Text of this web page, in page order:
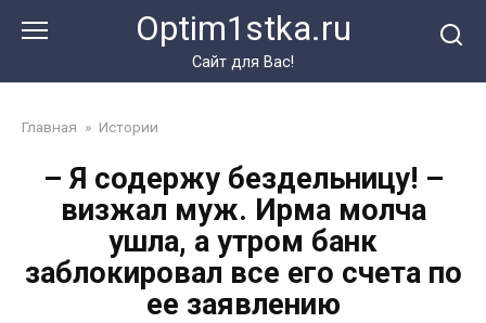
Optim1stka.ru
Сайт для Вас!
Главная » Истории
– Я содержу бездельницу! –
визжал муж. Ирма молча
ушла, а утром банк
заблокировал все его счета по
ее заявлению